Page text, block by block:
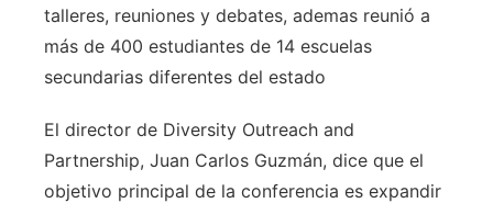
talleres, reuniones y debates, ademas reunió a
más de 400 estudiantes de 14 escuelas
secundarias diferentes del estado
El director de Diversity Outreach and
Partnership, Juan Carlos Guzmán, dice que el
objetivo principal de la conferencia es expandir